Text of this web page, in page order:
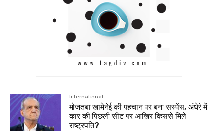
International
मोजतबा खामेनेई की पहचान पर बना सस्पेंस, अंधेरे में
कार की पिछली सीट पर आखिर किससे मिले
राष्ट्रपति?